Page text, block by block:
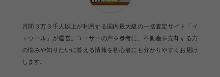
月間３万３千人以上が利用する国内最大級の一括査定サイト「イ
エウール」が運営。ユーザーの声を参考に、不動産を売却する方
の悩みや知りたいに答える情報を初心者にも分かりやすくお届け
します。